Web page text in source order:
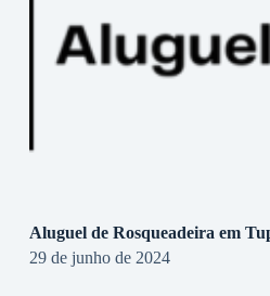
Aluguel de Rosqueadeira em
29 de junho de 2024